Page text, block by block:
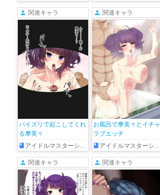
関連キャラ
パイズリで起こしてくれ
る摩美々
アイドルマスターシャイニーカラーズ
関連キャラ
お風呂で摩美々とイチャ
ラブエッチ
アイドルマスターシャイニーカラーズ
関連キャラ 関連キャラ